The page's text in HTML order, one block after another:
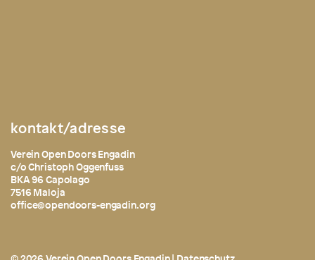
kontakt/adresse
Verein Open Doors Engadin
c/o Christoph Oggenfuss
BKA 96 Capolago
7516 Maloja
office@opendoors-engadin.org